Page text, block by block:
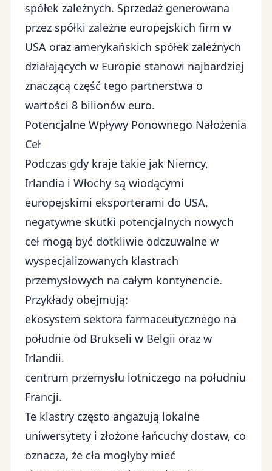
spółek zależnych. Sprzedaż generowana
przez spółki zależne europejskich firm w
USA oraz amerykańskich spółek zależnych
działających w Europie stanowi najbardziej
znaczącą część tego partnerstwa o
wartości 8 bilionów euro.
Potencjalne Wpływy Ponownego Nałożenia
Ceł
Podczas gdy kraje takie jak Niemcy,
Irlandia i Włochy są wiodącymi
europejskimi eksporterami do USA,
negatywne skutki potencjalnych nowych
ceł mogą być dotkliwie odczuwalne w
wyspecjalizowanych klastrach
przemysłowych na całym kontynencie.
Przykłady obejmują:
ekosystem sektora farmaceutycznego na
południe od Brukseli w Belgii oraz w
Irlandii.
centrum przemysłu lotniczego na południu
Francji.
Te klastry często angażują lokalne
uniwersytety i złożone łańcuchy dostaw, co
oznacza, że cła mogłyby mieć